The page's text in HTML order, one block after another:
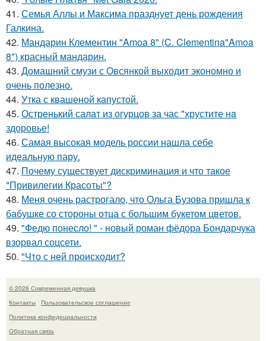
41. Семья Аллы и Максима празднует день рождения
Галкина.
42. Мандарин Клементин "Amoa 8" (C. Clementina"Amoa
8") красный мандарин.
43. Домашний смузи с Овсянкой выходит экономно и
очень полезно.
44. Утка с квашеной капустой.
45. Остренький салат из огурцов за час "хрустите нa
здоровье!
46. Самая высокая модель россии нашла себе
идеальную пару.
47. Почему существует дискриминация и что такое
"Привилегии Красоты"?
48. Меня очень растрогало, что Ольга Бузова пришла к
бабушке со стороны отца с большим букетом цветов.
49. "Федю понесло! " - новый роман фёдора Бондарчука
взорвал соцсети.
50. "Что с ней происходит?
© 2026 Современная девушка
Контакты
Пользовательское соглашение
Политика конфидециальности
Обратная связь